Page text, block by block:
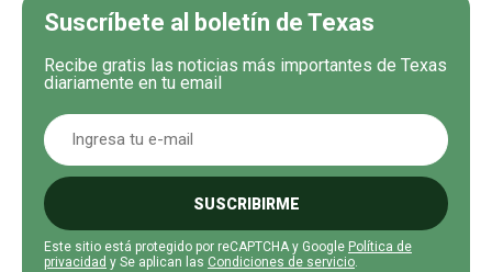
Suscríbete al boletín de Texas
Recibe gratis las noticias más importantes de Texas
diariamente en tu email
SUSCRIBIRME
Este sitio está protegido por reCAPTCHA y Google Política de
privacidad y Se aplican las Condiciones de servicio